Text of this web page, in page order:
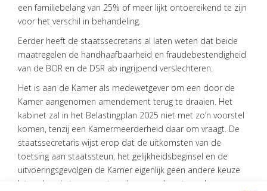
een familiebelang van 25% of meer lijkt ontoereikend te zijn
voor het verschil in behandeling.
Eerder heeft de staatssecretaris al laten weten dat beide
maatregelen de handhaafbaarheid en fraudebestendigheid
van de BOR en de DSR ab ingrijpend verslechteren.
Het is aan de Kamer als medewetgever om een door de
Kamer aangenomen amendement terug te draaien. Het
kabinet zal in het Belastingplan 2025 niet met zo’n voorstel
komen, tenzij een Kamermeerderheid daar om vraagt. De
staatssecretaris wijst erop dat de uitkomsten van de
toetsing aan staatssteun, het gelijkheidsbeginsel en de
uitvoeringsgevolgen de Kamer eigenlijk geen andere keuze
laten dan de twee maatregelen ongedaan te maken.